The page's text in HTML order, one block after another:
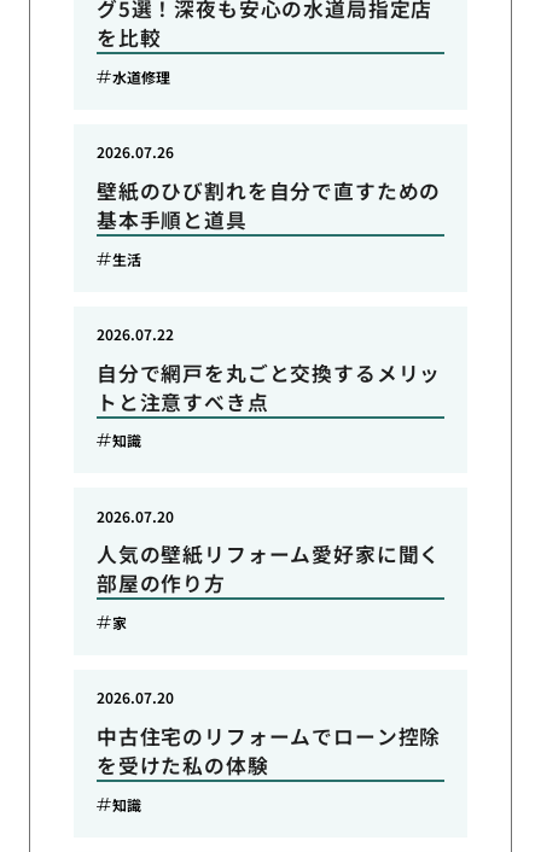
グ5選！深夜も安心の水道局指定店
を比較
水道修理
壁紙のひび割れを自分で直すための
基本手順と道具
2026.07.26
生活
自分で網戸を丸ごと交換するメリッ
トと注意すべき点
2026.07.22
知識
人気の壁紙リフォーム愛好家に聞く
部屋の作り方
2026.07.20
家
中古住宅のリフォームでローン控除
を受けた私の体験
2026.07.20
知識